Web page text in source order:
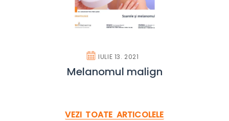
IULIE 13. 2021
Melanomul malign
VEZI TOATE ARTICOLELE